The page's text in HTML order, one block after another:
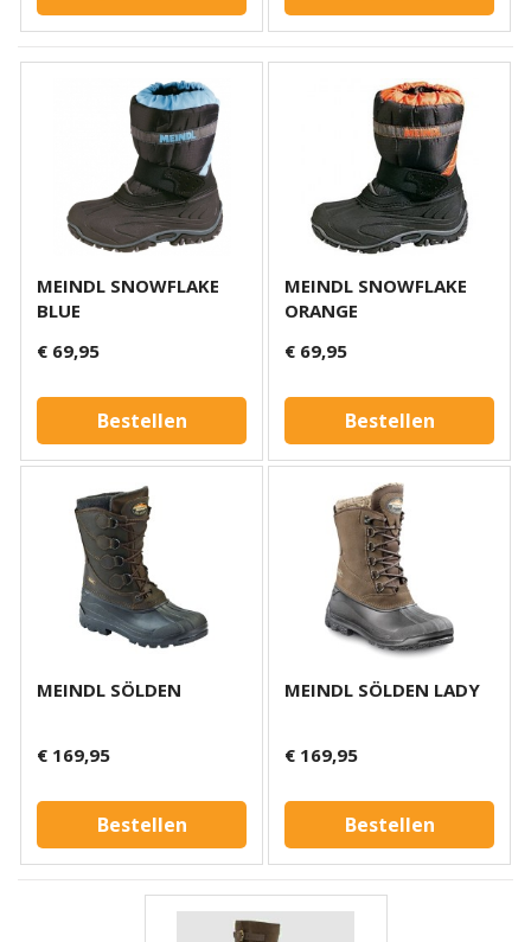
MEINDL SNOWFLAKE
BLUE
€ 69,95
Bestellen
MEINDL SNOWFLAKE
ORANGE
€ 69,95
Bestellen
MEINDL SÖLDEN
€ 169,95
Bestellen
MEINDL SÖLDEN LADY
€ 169,95
Bestellen